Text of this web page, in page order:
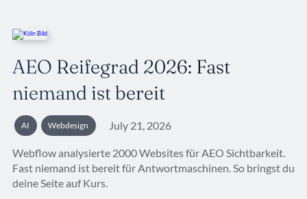
AEO Reifegrad 2026: Fast
niemand ist bereit
AI Webdesign July 21, 2026
Webflow analysierte 2000 Websites für AEO Sichtbarkeit.
Fast niemand ist bereit für Antwortmaschinen. So bringst du
deine Seite auf Kurs.